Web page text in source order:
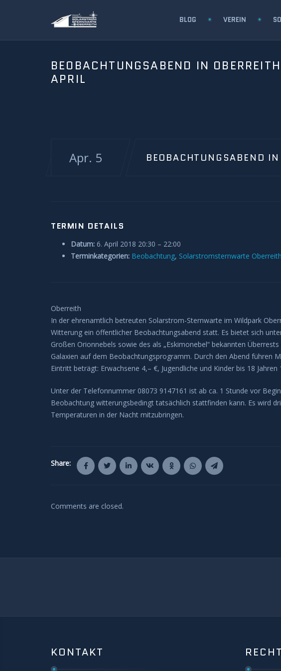
BLOG VEREIN
BEOBACHTUNGSABEND IN
APRIL
Apr. 5 BEOBACHTUNGSABEND
TERMIN DETAILS
Datum: 6. April 2018 20:30 – 22:00
Terminkategorien: Beobachtung, Solarstromsternwarte Oberreith
Oberreith
In der ehrenamtlich betreuten Solarstrom-Sternwarte im Wildpark
Witterung ein öffentlicher Beobachtungsabend statt. Es bietet sich
Großen Orionnebels sowie des als „Eskimonebel“ bekannten
Galaxien auf dem Beobachtungsprogramm. Durch den Abend führen
Eintritt beträgt: Erwachsene 4,– €, Jugendliche und Kinder bis 18 Jahren
Unter der Telefonnummer 08073 9147161 ist ab ca. 1 Stunde vor
Beobachtung witterungsbedingt tatsächlich stattfinden kann. Es wird
Temperaturen in der Nacht mitzubringen.
Share:
Comments are closed.
KONTAKT